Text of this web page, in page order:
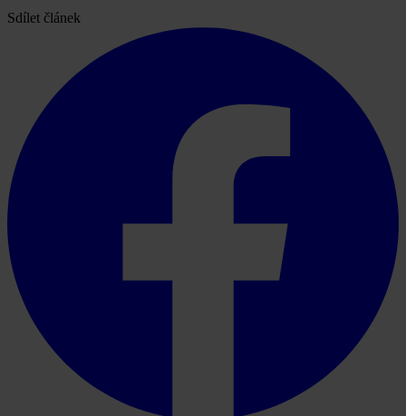
Sdílet článek